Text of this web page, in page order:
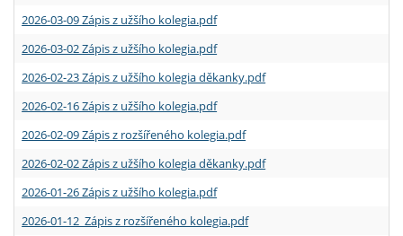
2026-03-09 Zápis z užšího kolegia.pdf
2026-03-02 Zápis z užšího kolegia.pdf
2026-02-23 Zápis z užšího kolegia děkanky.pdf
2026-02-16 Zápis z užšího kolegia.pdf
2026-02-09 Zápis z rozšířeného kolegia.pdf
2026-02-02 Zápis z užšího kolegia děkanky.pdf
2026-01-26 Zápis z užšího kolegia.pdf
2026-01-12 Zápis z rozšířeného kolegia.pdf